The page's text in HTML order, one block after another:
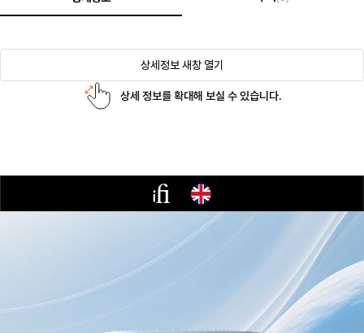
상세정보 새창 열기
상세 정보를 확대해 보실 수 있습니다.